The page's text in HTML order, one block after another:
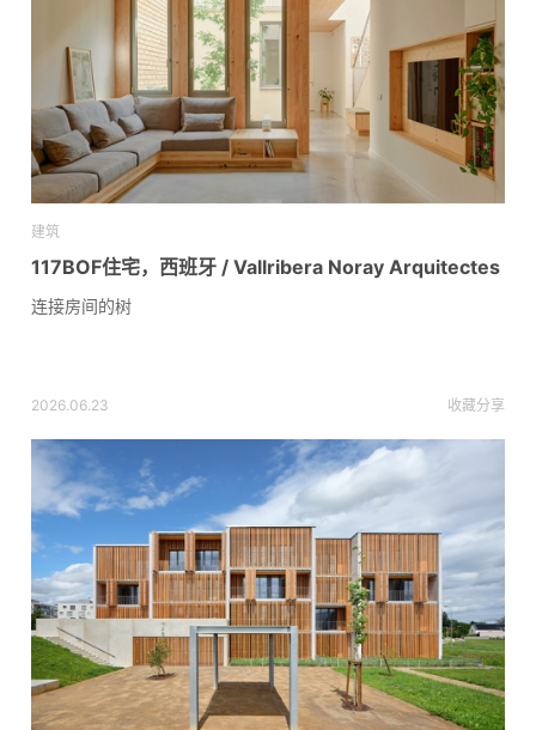
建筑
117BOF住宅，西班牙 / Vallribera Noray Arquitectes
连接房间的树
2026.06.23 收藏分享